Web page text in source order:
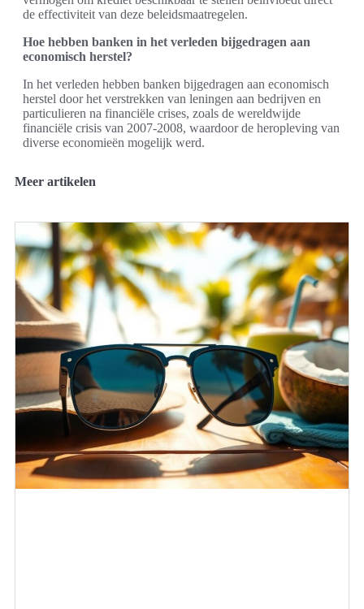
de effectiviteit van deze beleidsmaatregelen.
Hoe hebben banken in het verleden bijgedragen aan
economisch herstel?
In het verleden hebben banken bijgedragen aan economisch
herstel door het verstrekken van leningen aan bedrijven en
particulieren na financiële crises, zoals de wereldwijde
financiële crisis van 2007-2008, waardoor de heropleving van
diverse economieën mogelijk werd.
Meer artikelen